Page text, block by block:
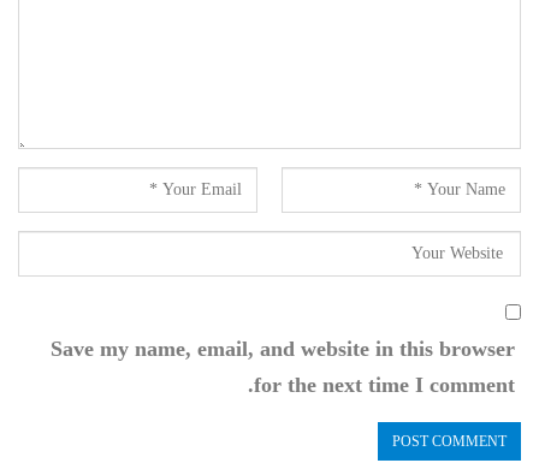
Save my name, email, and website in this browser
for the next time I comment.